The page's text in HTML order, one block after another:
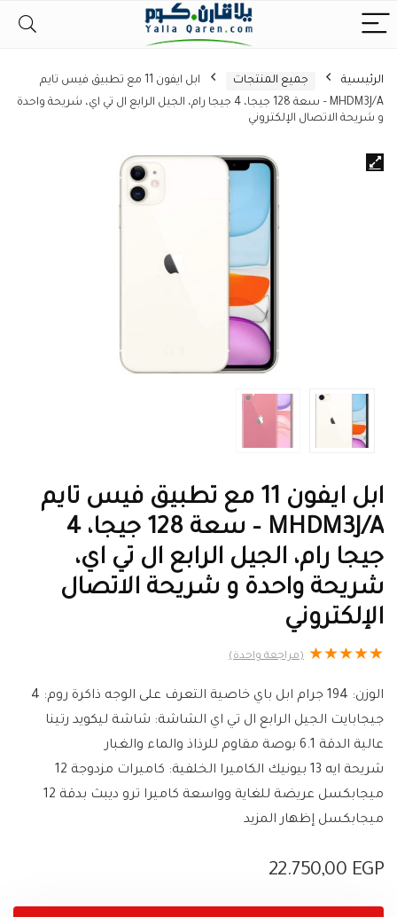
الرئيسية جميع المنتجات
ابل ايفون 11 مع تطبيق فيس تايم
MHDM3J/A – سعة 128 جيجا، 4 جيجا رام، الجيل الرابع ال تي اي، شريحة واحدة
و شريحة الاتصال الإلكتروني
ابل ايفون 11 مع تطبيق فيس تايم
MHDM3J/A – سعة 128 جيجا، 4
جيجا رام، الجيل الرابع ال تي اي،
شريحة واحدة و شريحة الاتصال
الإلكتروني
★
★
★
★
★ (مراجعة واحدة)
الوزن: 194 جرام ابل باي خاصية التعرف على الوجه ذاكرة روم: 4
جيجابايت الجيل الرابع ال تي اي الشاشة: شاشة ليكويد رتينا
عالية الدقة 6.1 بوصة مقاوم للرذاذ والماء والغبار
شريحة ايه 13 بيونيك الكاميرا الخلفية: كاميرات مزدوجة 12
ميجابكسل عريضة للغاية وواسعة كاميرا ترو ديبث بدقة 12
ميجابكسل إظهار المزيد
22.750,00 EGP